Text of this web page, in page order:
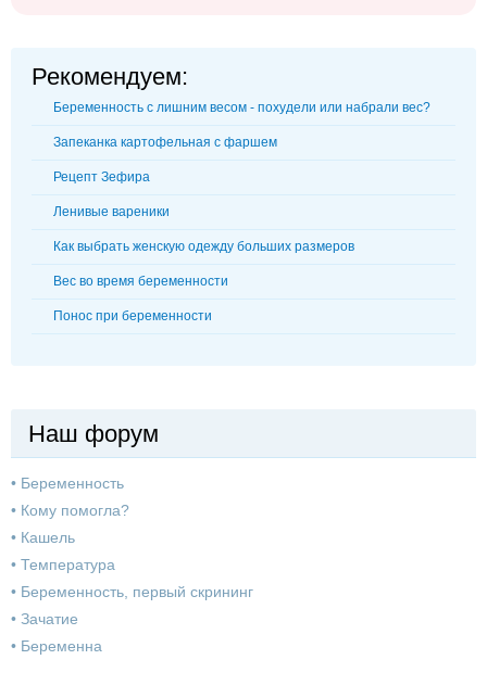
Рекомендуем:
Беременность с лишним весом - похудели или набрали вес?
Запеканка картофельная с фаршем
Рецепт Зефира
Ленивые вареники
Как выбрать женскую одежду больших размеров
Вес во время беременности
Понос при беременности
Наш форум
• Беременность
• Кому помогла?
• Кашель
• Температура
• Беременность, первый скрининг
• Зачатие
• Беременна